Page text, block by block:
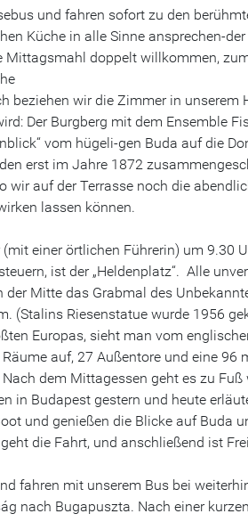
und fahren sofort zu den
Küche in alle Sinne ansprechen-
Mittagsmahl doppelt willkommen,
beziehen wir die Zimmer in unserem
Der Burgberg mit dem Ensemble
vom hügeli-gen Buda auf die
erst im Jahre 1872
wir auf der Terrasse noch die
lassen können.
einer örtlichen Führerin) um 9.30
ist der „Heldenplatz“. Alle
Mitte das Grabmal des
(Stalins Riesenstatue wurde 1956
Europas, sieht man vom
auf, 27 Außentore und eine 96
dem Mittagessen geht es zu Fuß
in Budapest gestern und heute
und genießen die Blicke auf Buda
die Fahrt, und anschließend ist
fahren mit unserem Bus bei
nach Bugapuszta. Nach einer